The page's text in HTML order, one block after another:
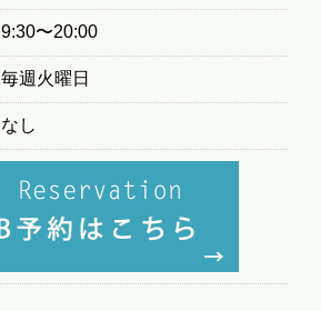
9:30〜20:00
毎週火曜日
なし